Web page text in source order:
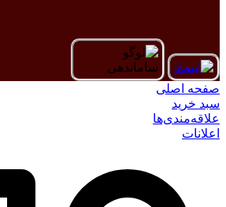
صفحه اصلی
سبد خرید
علاقه‌مندی‌ها
اعلانات